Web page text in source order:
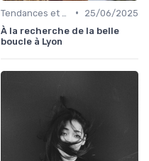
•
25/06/2025
À la recherche de la belle
boucle à Lyon